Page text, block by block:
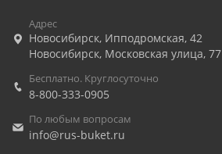
Адрес
Новосибирск, Ипподромская, 42
Новосибирск, Московская улица, 77
Бесплатно. Круглосуточно
8-800-333-0905
По любым вопросам
info@rus-buket.ru